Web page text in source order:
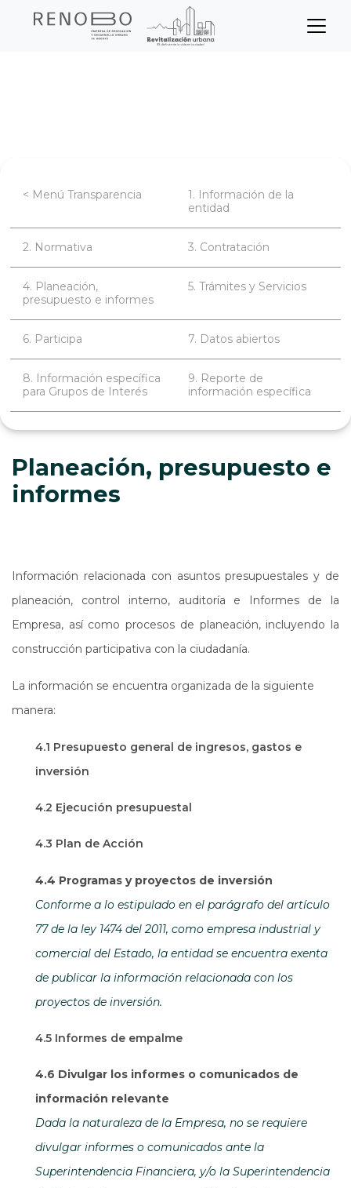
Sitio Web Empresa de
Transparencia
< Menú Transparencia
1. Información de la
entidad
2. Normativa 3. Contratación
4. Planeación,
presupuesto e informes
5. Trámites y Servicios
6. Participa 7. Datos abiertos
8. Información específica
para Grupos de Interés
9. Reporte de
información específica
Planeación, presupuesto e
informes
Información relacionada con asuntos presupuestales y de
planeación, control interno, auditoría e Informes de la
Empresa, así como procesos de planeación, incluyendo la
construcción participativa con la ciudadanía.
La información se encuentra organizada de la siguiente
manera:
4.1 Presupuesto general de ingresos, gastos e
inversión
4.2 Ejecución presupuestal
4.3 Plan de Acción
4.4 Programas y proyectos de inversión
Conforme a lo estipulado en el parágrafo del artículo
77 de la ley 1474 del 2011, como empresa industrial y
comercial del Estado, la entidad se encuentra exenta
de publicar la información relacionada con los
proyectos de inversión.
4.5 Informes de empalme
4.6 Divulgar los informes o comunicados de
información relevante
Dada la naturaleza de la Empresa, no se requiere
divulgar informes o comunicados ante la
Superintendencia Financiera, y/o la Superintendencia